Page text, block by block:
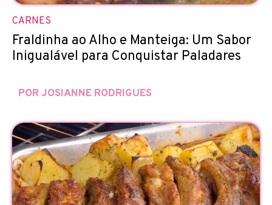
CARNES
Fraldinha ao Alho e Manteiga: Um Sabor
Inigualável para Conquistar Paladares
POR JOSIANNE RODRIGUES